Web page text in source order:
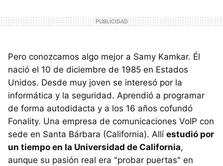
Pero conozcamos algo mejor a Samy Kamkar. Él
nació el 10 de diciembre de 1985 en Estados
Unidos. Desde muy joven se interesó por la
informática y la seguridad. Aprendió a programar
de forma autodidacta y a los 16 años cofundó
Fonality. Una empresa de comunicaciones VoIP con
sede en Santa Bárbara (California). Allí estudió por
un tiempo en la Universidad de California,
aunque su pasión real era "probar puertas" en